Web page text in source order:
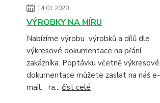
14.01.2020
VÝROBKY NA MÍRU
Nabízíme výrobu výrobků a dílů dle
výkresové dokumentace na přání
zakázníka. Poptávku včetně výkresové
dokumentace můžete zaslat na náš e-
mail: ra... číst celé